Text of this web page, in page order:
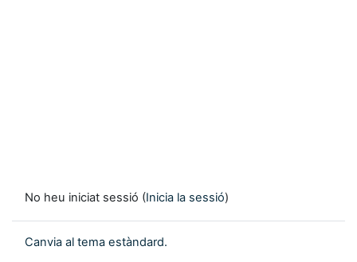
No heu iniciat sessió (Inicia la sessió)
Canvia al tema estàndard.